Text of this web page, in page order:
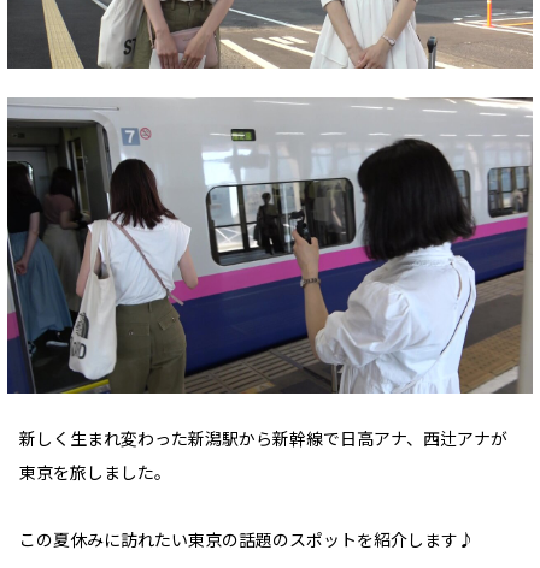
新しく生まれ変わった新潟駅から新幹線で日高アナ、西辻アナが
東京を旅しました。
この夏休みに訪れたい東京の話題のスポットを紹介します♪